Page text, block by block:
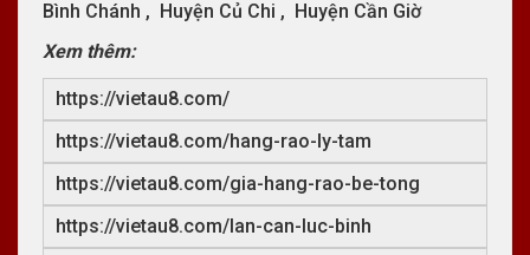
Bình Chánh , Huyện Củ Chi , Huyện Cần Giờ
Xem thêm:
https://vietau8.com/
https://vietau8.com/hang-rao-ly-tam
https://vietau8.com/gia-hang-rao-be-tong
https://vietau8.com/lan-can-luc-binh